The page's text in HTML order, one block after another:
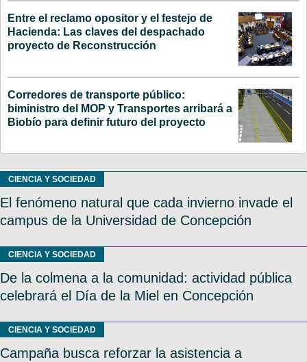
Entre el reclamo opositor y el festejo de
Hacienda: Las claves del despachado
proyecto de Reconstrucción
Corredores de transporte público:
biministro del MOP y Transportes arribará a
Biobío para definir futuro del proyecto
CIENCIA Y SOCIEDAD
El fenómeno natural que cada invierno invade el
campus de la Universidad de Concepción
CIENCIA Y SOCIEDAD
De la colmena a la comunidad: actividad pública
celebrará el Día de la Miel en Concepción
CIENCIA Y SOCIEDAD
Campaña busca reforzar la asistencia a